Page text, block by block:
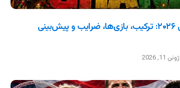
غنا در جام جهانی ۲۰۲۶: ترکیب، بازی‌ها، ضرایب و پیش‌بینی
ژوئن 11, 2026